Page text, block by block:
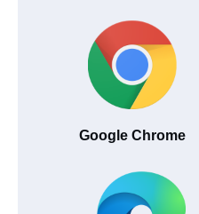
Google Chrome